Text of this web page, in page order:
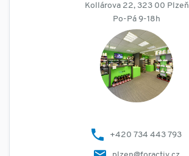
Kollárova 22, 323 00 Plzeň
Po-Pá 9-18h
+420 734 443 793